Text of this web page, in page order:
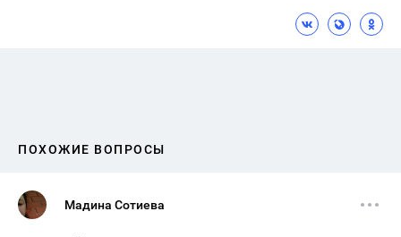
ПОХОЖИЕ ВОПРОСЫ
Мадина Сотиева